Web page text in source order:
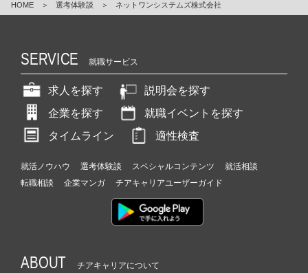
HOME ＞ 選考体験談 ＞ ネットワンシステムズ株式会社
SERVICE 就職サービス
求人を探す
説明会を探す
企業を探す
就職イベントを探す
タイムライン
適性検査
就活ノウハウ 選考体験談 スペシャルコンテンツ
就活相談
転職相談
企業マンガ チアキャリアユーザーガイド
ABOUT チアキャリアについて